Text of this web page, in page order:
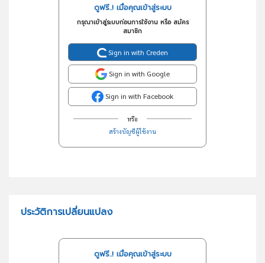
ดูฟรี..! เมื่อคุณเข้าสู่ระบบ
กรุณาเข้าสู่ระบบก่อนการใช้งาน หรือ สมัคร
สมาชิก
Sign in with Creden
Sign in with Google
Sign in with Facebook
หรือ
สร้างบัญชีผู้ใช้งาน
ประวัติการเปลี่ยนแปลง
ดูฟรี..! เมื่อคุณเข้าสู่ระบบ